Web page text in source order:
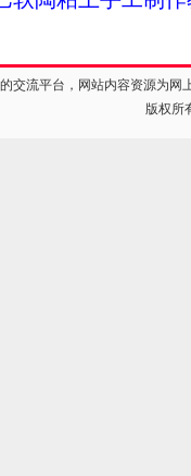
交流平台，网站内容资源为
版权所